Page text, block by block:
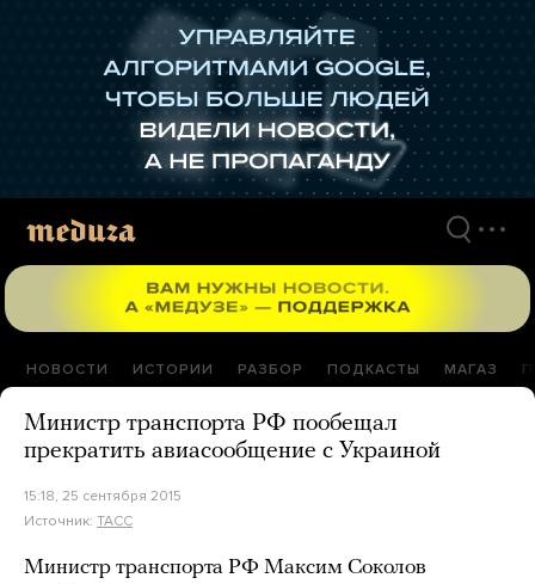
НОВОСТИ ИСТОРИИ РАЗБОР ПОДКАСТЫ МАГАЗ
Министр транспорта РФ пообещал
прекратить авиасообщение с Украиной
15:18, 25 сентября 2015
Источник: ТАСС
Министр транспорта РФ Максим Соколов